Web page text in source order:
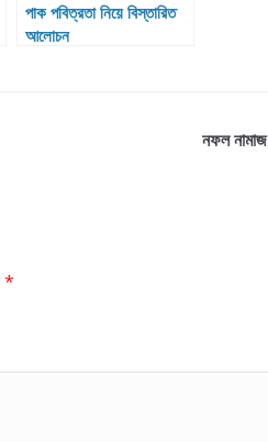
পাক পবিত্রতা নিয়ে বিস্তারিত
আলোচন
নফল নামাজ
*